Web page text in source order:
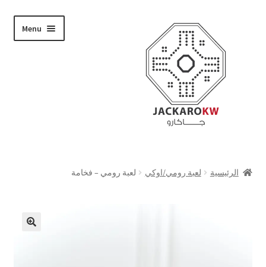
navigation
content
Menu
الرئيسية لعبة رومي/اوكي لعبة رومي – فخامة